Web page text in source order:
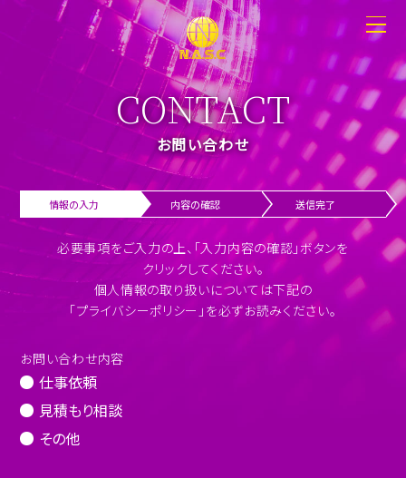
CONTACT
お問い合わせ
情報の入力 内容の確認 送信完了
必要事項をご入力の上、「入力内容の確認」ボタンを
クリックしてください。
個人情報の取り扱いについては下記の
「プライバシーポリシー」を必ずお読みください。
お問い合わせ内容
仕事依頼
見積もり相談
その他